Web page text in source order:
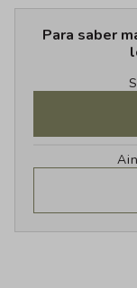
adicionando um
Para saber